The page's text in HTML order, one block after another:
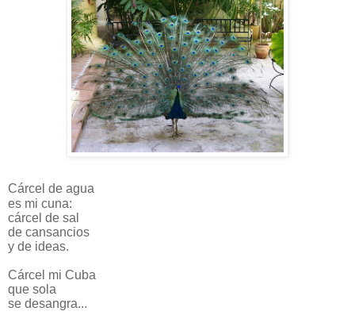
Cárcel de agua
es mi cuna:
cárcel de sal
de cansancios
y de ideas.
Cárcel mi Cuba
que sola
se desangra...